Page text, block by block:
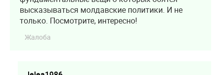
высказываться молдавские политики. И не
только. Посмотрите, интересно!
Жалоба